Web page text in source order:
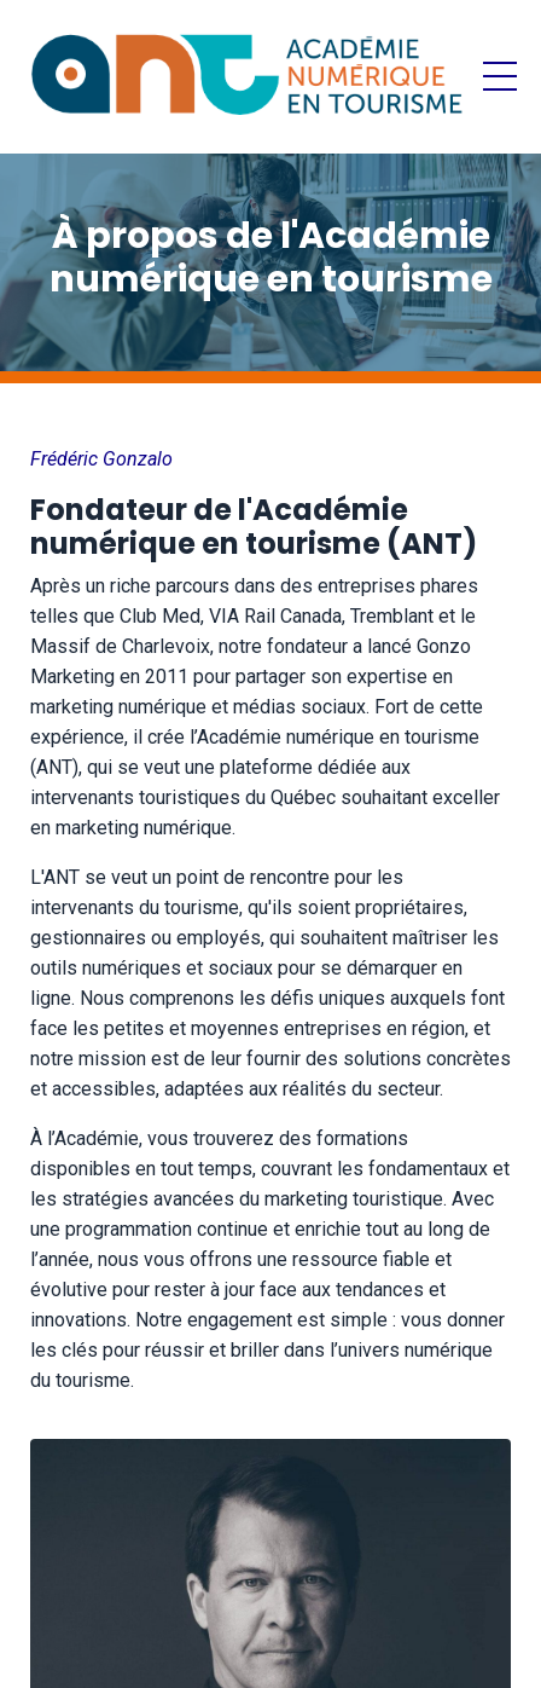
À propos de l'Académie
numérique en tourisme
Frédéric Gonzalo
Fondateur de l'Académie
numérique en tourisme (ANT)
Après un riche parcours dans des entreprises phares
telles que Club Med, VIA Rail Canada, Tremblant et le
Massif de Charlevoix, notre fondateur a lancé Gonzo
Marketing en 2011 pour partager son expertise en
marketing numérique et médias sociaux. Fort de cette
expérience, il crée l’Académie numérique en tourisme
(ANT), qui se veut une plateforme dédiée aux
intervenants touristiques du Québec souhaitant exceller
en marketing numérique.
L'ANT se veut un point de rencontre pour les
intervenants du tourisme, qu'ils soient propriétaires,
gestionnaires ou employés, qui souhaitent maîtriser les
outils numériques et sociaux pour se démarquer en
ligne. Nous comprenons les défis uniques auxquels font
face les petites et moyennes entreprises en région, et
notre mission est de leur fournir des solutions concrètes
et accessibles, adaptées aux réalités du secteur.
À l’Académie, vous trouverez des formations
disponibles en tout temps, couvrant les fondamentaux et
les stratégies avancées du marketing touristique. Avec
une programmation continue et enrichie tout au long de
l’année, nous vous offrons une ressource fiable et
évolutive pour rester à jour face aux tendances et
innovations. Notre engagement est simple : vous donner
les clés pour réussir et briller dans l’univers numérique
du tourisme.